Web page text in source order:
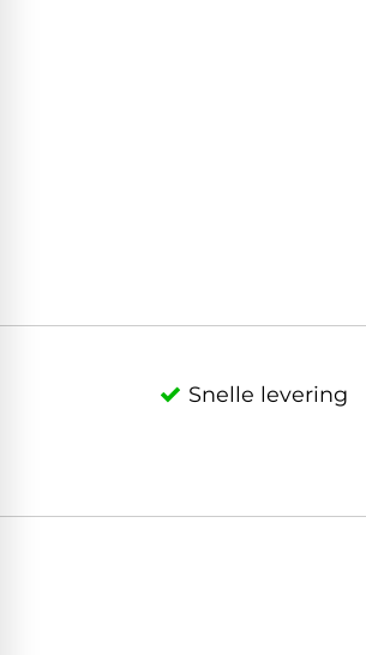
Snelle levering